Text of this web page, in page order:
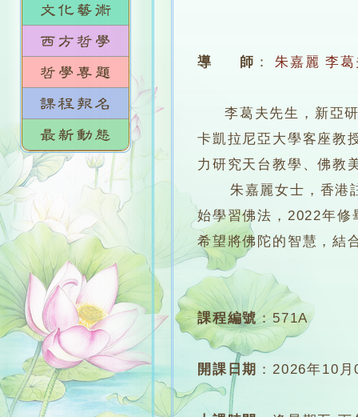
導 師 ： 朱嘉麗 李
李葛夫先生，新亞研
卡凱拉尼亞大學客座教
力研究天台教學、佛教
朱嘉麗女士，香港註
始學習佛法，2022年修
希望將佛陀的智慧，結
課程編號： 571A
開課日期 ：2026年10月